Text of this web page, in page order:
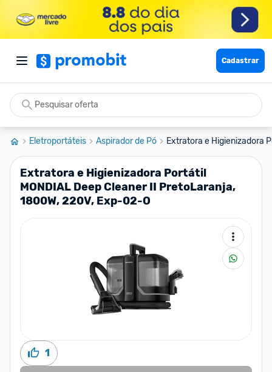
Cadastrar
Eletroportáteis Aspirador de Pó Extratora e Higienizadora
Extratora e Higienizadora Portátil
MONDIAL Deep Cleaner II PretoLaranja,
1800W, 220V, Exp-02-O
1